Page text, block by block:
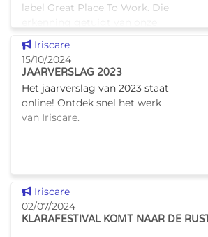
label Great Place To Work. Die
voortdurende inspanningen
voor het welzijn van onz
Dit nieuws tonen
Iriscare
15/10/2024
JAARVERSLAG 2023
Het jaarverslag van 2023 staat
online! Ontdek snel het werk
van Iriscare.
Dit nieuws tonen
Iriscare
02/07/2024
KLARAFESTIVAL KOMT NAAR DE